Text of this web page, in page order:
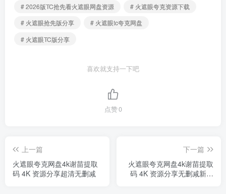
# 2026版TC抢先看火遮眼网盘资源
# 火遮眼夸克资源下载
# 火遮眼抢先版分享
# 火遮眼tc夸克网盘
# 火遮眼TC版分享
喜欢就支持一下吧
点赞0
上一篇
火遮眼夸克网盘4k谢苗提取
码 4K 资源分享超清无删减
下一篇
火遮眼夸克网盘4k谢苗提取
码 4K 资源分享无删减新片